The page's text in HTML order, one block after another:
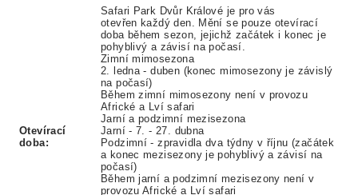
Otevírací
doba:
Safari Park Dvůr Králové je pro vás
otevřen každý den. Mění se pouze otevírací
doba během sezon, jejichž začátek i konec je
pohyblivý a závisí na počasí.
Zimní mimosezona
2. ledna - duben (konec mimosezony je závislý
na počasí)
Během zimní mimosezony není v provozu
Africké a Lví safari
Jarní a podzimní mezisezona
Jarní - 7. - 27. dubna
Podzimní - zpravidla dva týdny v říjnu (začátek
a konec mezisezony je pohyblivý a závisí na
počasí)
Během jarní a podzimní mezisezony není v
provozu Africké a Lví safari